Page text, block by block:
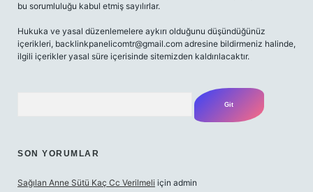
bu sorumluluğu kabul etmiş sayılırlar.
Hukuka ve yasal düzenlemelere aykırı olduğunu düşündüğünüz
içerikleri, backlinkpanelicomtr@gmail.com adresine bildirmeniz halinde,
ilgili içerikler yasal süre içerisinde sitemizden kaldırılacaktır.
SON YORUMLAR
Sağılan Anne Sütü Kaç Cc Verilmeli için admin